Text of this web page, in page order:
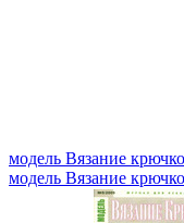
модель Вязание
модель Вязание